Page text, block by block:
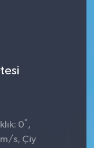
0° ,
s, Çiy